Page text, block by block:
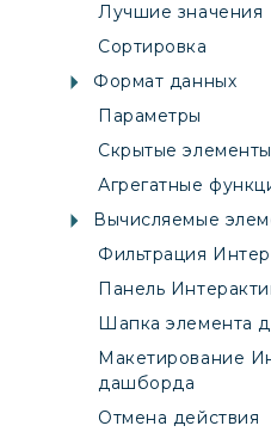
Лучшие значения
Сортировка
Формат данных
Параметры
Скрытые
Агрегатные
Вычисляемые
Фильтрация
Панель
Шапка элемента
Макетирование
дашборда
Отмена действия